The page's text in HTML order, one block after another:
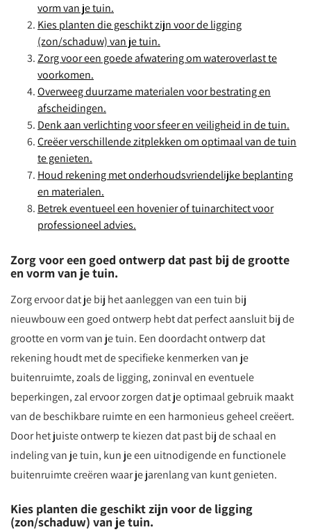
vorm van je tuin.
Kies planten die geschikt zijn voor de ligging
(zon/schaduw) van je tuin.
Zorg voor een goede afwatering om wateroverlast te
voorkomen.
Overweeg duurzame materialen voor bestrating en
afscheidingen.
Denk aan verlichting voor sfeer en veiligheid in de tuin.
Creëer verschillende zitplekken om optimaal van de tuin
te genieten.
Houd rekening met onderhoudsvriendelijke beplanting
en materialen.
Betrek eventueel een hovenier of tuinarchitect voor
professioneel advies.
Zorg voor een goed ontwerp dat past bij de grootte
en vorm van je tuin.
Zorg ervoor dat je bij het aanleggen van een tuin bij
nieuwbouw een goed ontwerp hebt dat perfect aansluit bij de
grootte en vorm van je tuin. Een doordacht ontwerp dat
rekening houdt met de specifieke kenmerken van je
buitenruimte, zoals de ligging, zoninval en eventuele
beperkingen, zal ervoor zorgen dat je optimaal gebruik maakt
van de beschikbare ruimte en een harmonieus geheel creëert.
Door het juiste ontwerp te kiezen dat past bij de schaal en
indeling van je tuin, kun je een uitnodigende en functionele
buitenruimte creëren waar je jarenlang van kunt genieten.
Kies planten die geschikt zijn voor de ligging
(zon/schaduw) van je tuin.